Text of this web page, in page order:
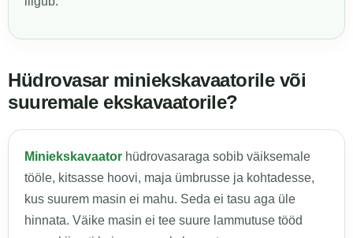
Hüdrovasar miniekskavaatorile või
suuremale ekskavaatorile?
Miniekskavaator hüdrovasaraga sobib väiksemale
tööle, kitsasse hoovi, maja ümbrusse ja kohtadesse,
kus suurem masin ei mahu. Seda ei tasu aga üle
hinnata. Väike masin ei tee suure lammutuse tööd